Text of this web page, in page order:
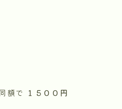
額で １５００円